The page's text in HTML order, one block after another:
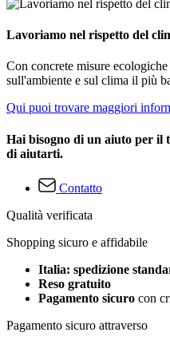
Lavoriamo nel rispetto del
Con concrete misure
sull'ambiente e sul clima il più
Qui puoi trovare maggiori
Hai bisogno di un aiuto per il
di aiutarti.
Contatto
Qualità verificata
Shopping sicuro e affidabile
Italia: spedizione
Reso gratuito
Pagamento sicuro con
Pagamento sicuro attraverso